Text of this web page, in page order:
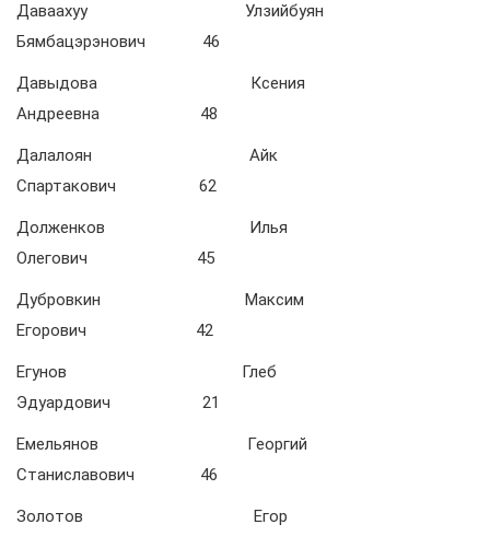
Даваахуу Улзийбуян
Бямбацэрэнович 46
Давыдова Ксения
Андреевна 48
Далалоян Айк
Спартакович 62
Долженков Илья
Олегович 45
Дубровкин Максим
Егорович 42
Егунов Глеб
Эдуардович 21
Емельянов Георгий
Станиславович 46
Золотов Егор